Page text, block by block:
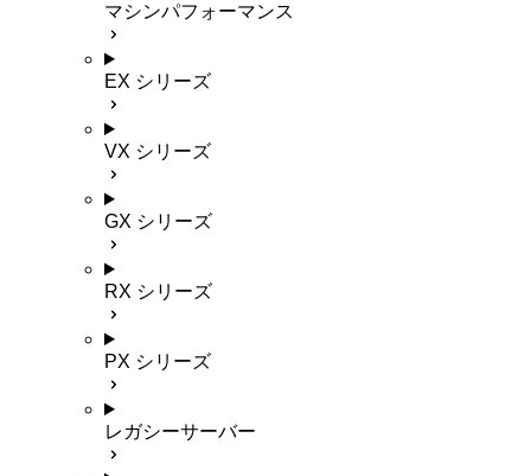
マシンパフォーマンス
EX シリーズ
VX シリーズ
GX シリーズ
RX シリーズ
PX シリーズ
レガシーサーバー